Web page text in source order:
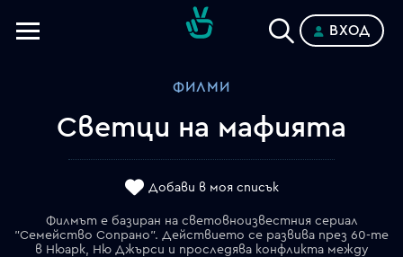
ВХОД
ФИЛМИ
Светци на мафията
Добави в моя списък
Филмът е базиран нa световноизвестния сериал
"Ceмeйcтвo Coпpaнo". Действието се развива през 60-те
в Нюарк, Ню Джърси и проследява конфликта между